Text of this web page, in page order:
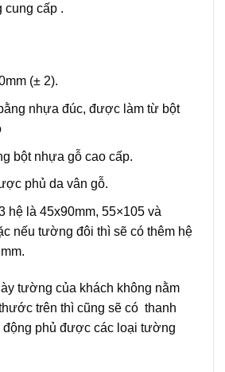
cung cấp .
(± 2).
nhựa đúc, được làm từ bột
bột nhựa gỗ cao cấp.
phủ da vân gỗ.
hệ là 45x90mm, 55×105 và
nếu tường đôi thì sẽ có thêm hệ
tường của khách không nằm
trên thì cũng sẽ có thanh
động phủ được các loại tường